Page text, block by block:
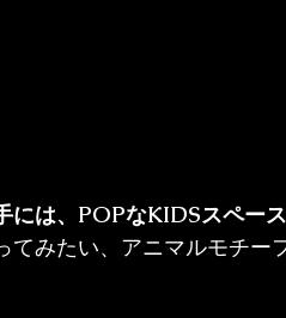
には、POPなKIDSスペース
てみたい、アニマルモチー